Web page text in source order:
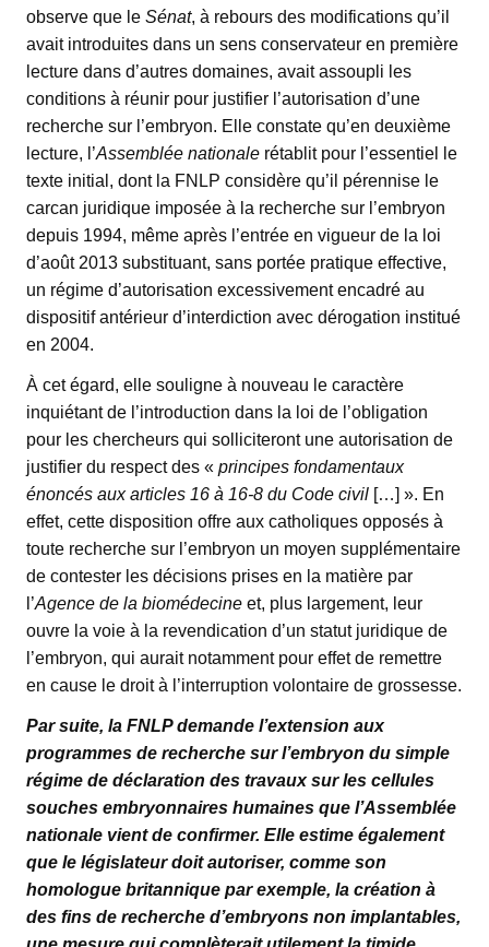
observe que le Sénat, à rebours des modifications qu’il
avait introduites dans un sens conservateur en première
lecture dans d’autres domaines, avait assoupli les
conditions à réunir pour justifier l’autorisation d’une
recherche sur l’embryon. Elle constate qu’en deuxième
lecture, l’Assemblée nationale rétablit pour l’essentiel le
texte initial, dont la FNLP considère qu’il pérennise le
carcan juridique imposée à la recherche sur l’embryon
depuis 1994, même après l’entrée en vigueur de la loi
d’août 2013 substituant, sans portée pratique effective,
un régime d’autorisation excessivement encadré au
dispositif antérieur d’interdiction avec dérogation institué
en 2004.
À cet égard, elle souligne à nouveau le caractère
inquiétant de l’introduction dans la loi de l’obligation
pour les chercheurs qui solliciteront une autorisation de
justifier du respect des « principes fondamentaux
énoncés aux articles 16 à 16‑8 du Code civil […] ». En
effet, cette disposition offre aux catholiques opposés à
toute recherche sur l’embryon un moyen supplémentaire
de contester les décisions prises en la matière par
l’Agence de la biomédecine et, plus largement, leur
ouvre la voie à la revendication d’un statut juridique de
l’embryon, qui aurait notamment pour effet de remettre
en cause le droit à l’interruption volontaire de grossesse.
Par suite, la FNLP demande l’extension aux
programmes de recherche sur l’embryon du simple
régime de déclaration des travaux sur les cellules
souches embryonnaires humaines que l’Assemblée
nationale vient de confirmer. Elle estime également
que le législateur doit autoriser, comme son
homologue britannique par exemple, la création à
des fins de recherche d’embryons non implantables,